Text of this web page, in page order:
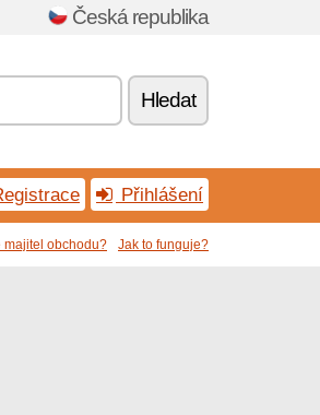
Česká republika
Hledat
Přihlášení
majitel obchodu? Jak to funguje?